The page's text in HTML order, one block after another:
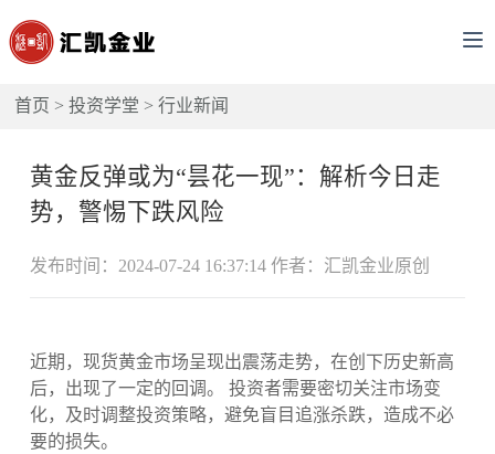
首页 >投资学堂 >行业新闻
黄金反弹或为“昙花一现”：解析今日走
势，警惕下跌风险
发布时间：2024-07-24 16:37:14 作者：汇凯金业原创
近期，现货黄金市场呈现出震荡走势，在创下历史新高
后，出现了一定的回调。 投资者需要密切关注市场变
化，及时调整投资策略，避免盲目追涨杀跌，造成不必
要的损失。